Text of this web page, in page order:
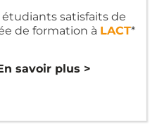
satisfaits de
de formation à LACT*
savoir plus >